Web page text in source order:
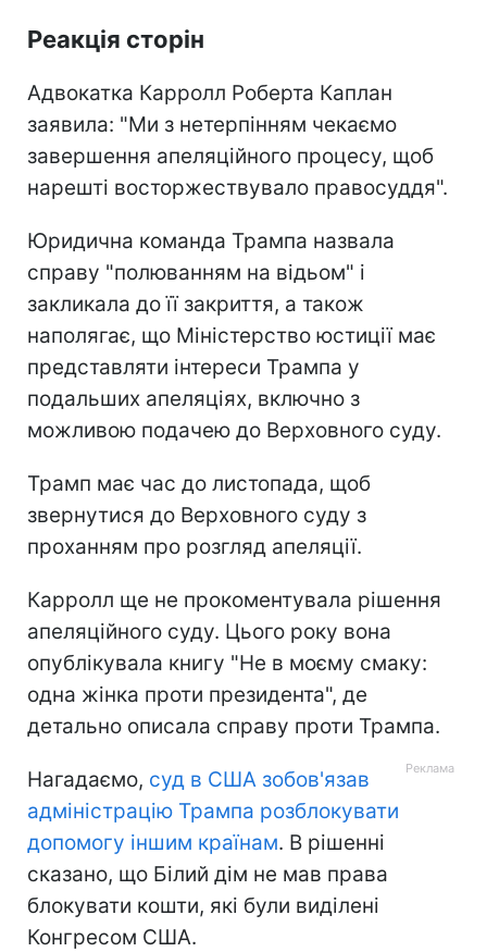
Реакція сторін
Адвокатка Карролл Роберта Каплан
заявила: "Ми з нетерпінням чекаємо
завершення апеляційного процесу, щоб
нарешті восторжествувало правосуддя".
Юридична команда Трампа назвала
справу "полюванням на відьом" і
закликала до її закриття, а також
наполягає, що Міністерство юстиції має
представляти інтереси Трампа у
подальших апеляціях, включно з
можливою подачею до Верховного суду.
Трамп має час до листопада, щоб
звернутися до Верховного суду з
проханням про розгляд апеляції.
Карролл ще не прокоментувала рішення
апеляційного суду. Цього року вона
опублікувала книгу "Не в моєму смаку:
одна жінка проти президента", де
детально описала справу проти Трампа.
Нагадаємо, суд в США зобов'язав
адміністрацію Трампа розблокувати
допомогу іншим країнам. В рішенні
сказано, що Білий дім не мав права
блокувати кошти, які були виділені
Конгресом США.